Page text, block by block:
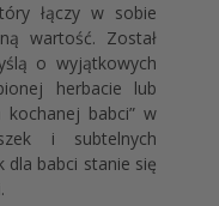
łączy w sobie
wartość. Został
o wyjątkowych
herbacie lub
kochanej babci” w
i subtelnych
babci stanie się